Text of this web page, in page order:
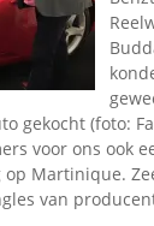
Vaak
gekocht (foto:
voor ons ook
Martinique.
van